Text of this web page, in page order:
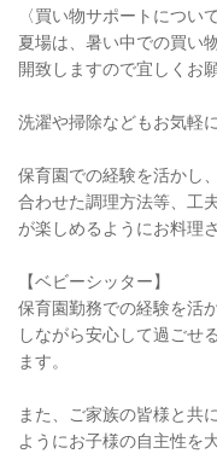
〈買い物サポートについて
夏場は、暑い中での買い
開致しますので宜しくお
洗濯や掃除などもお気軽
保育園での経験を活かし
合わせた調理方法等、工
が楽しめるようにお料理
【ベビーシッター】
保育園勤務での経験を活
しながら安心して過ごせ
ます。
また、ご家族の皆様と共
ようにお子様の自主性を